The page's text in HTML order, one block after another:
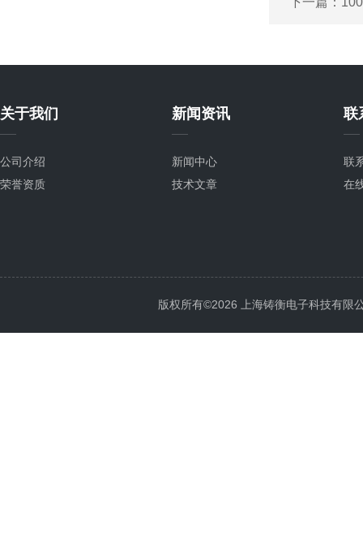
关于我们
公司介绍
荣誉资质
新闻资讯
新闻中心
技术文章
联
联
在
版权所有©2026 上海铸衡电子科技有